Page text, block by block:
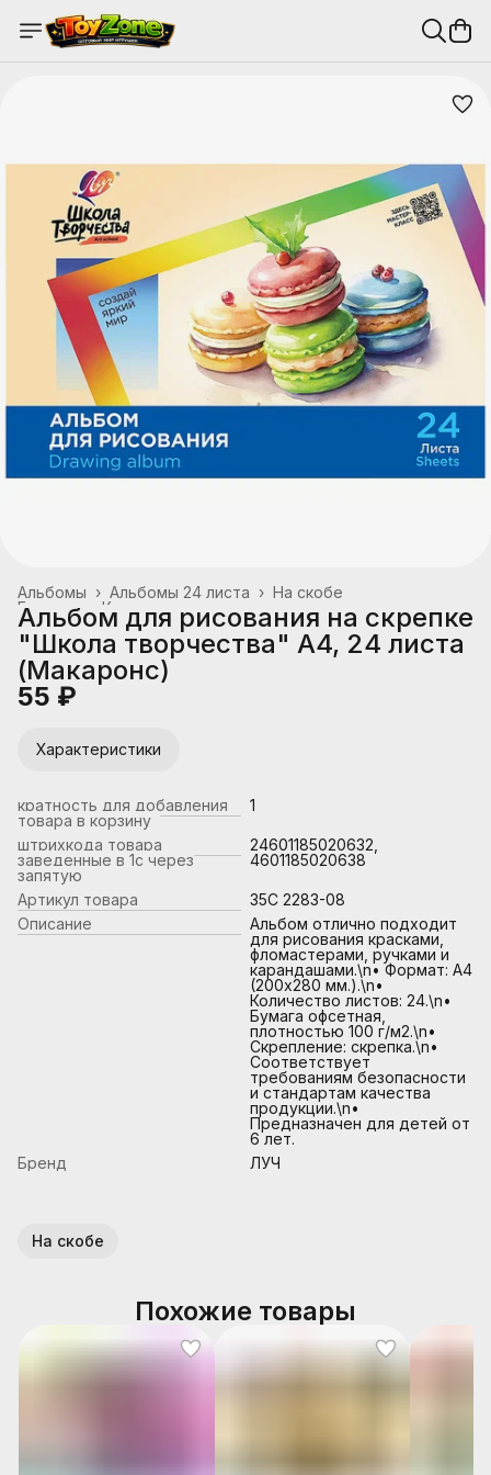
На скобе
Альбомы 24 листа ›
Альбомы ›
Канцтовары, школьные принадлежности
Главная
Альбом для рисования на скрепке
"Школа творчества" А4, 24 листа
(Макаронс)
55 ₽
Характеристики
кратность для добавления
товара в корзину
1
штрихкода товара
заведенные в 1с через
запятую
24601185020632,
4601185020638
Артикул товара
35С 2283-08
Описание
Альбом отлично подходит
для рисования красками,
фломастерами, ручками и
карандашами.\n• Формат: А4
(200х280 мм.).\n•
Количество листов: 24.\n•
Бумага офсетная,
плотностью 100 г/м2.\n•
Скрепление: скрепка.\n•
Соответствует
требованиям безопасности
и стандартам качества
продукции.\n•
Предназначен для детей от
6 лет.
Бренд
ЛУЧ
На скобе
Похожие товары